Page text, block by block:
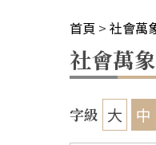
首頁 > 社會萬
社會萬象
字級 大 中